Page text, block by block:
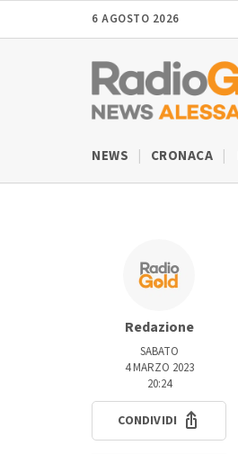
6 AGOSTO 2026
NEWS CRONACA
Redazione
SABATO
4 MARZO 2023
20:24
CONDIVIDI